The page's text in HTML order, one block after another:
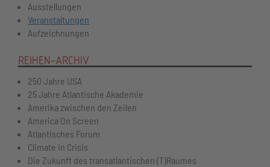
Ausstellungen
Veranstaltungen
Aufzeichnungen
REIHEN-ARCHIV
250 Jahre USA
25 Jahre Atlantische Akademie
Amerika zwischen den Zeilen
America On Screen
Atlantisches Forum
Climate in Crisis
Die Zukunft des transatlantischen (T)Raumes